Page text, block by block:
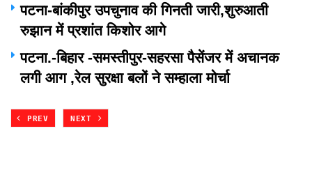
पटना-बांकीपुर उपचुनाव की गिनती जारी,शुरुआती
रुझान में प्रशांत किशोर आगे
पटना.-बिहार -समस्तीपुर-सहरसा पैसेंजर में अचानक
लगी आग ,रेल सुरक्षा बलों ने सम्हाला मोर्चा
PREV NEXT